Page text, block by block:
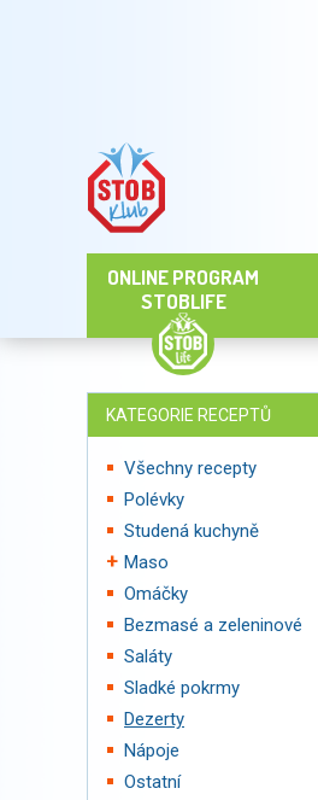
ONLINE PROGRAM
STOBLIFE
KATEGORIE RECEPTŮ
Všechny recepty
Polévky
Studená kuchyně
Maso
Omáčky
Bezmasé a zeleninové
Saláty
Sladké pokrmy
Dezerty
Nápoje
Ostatní